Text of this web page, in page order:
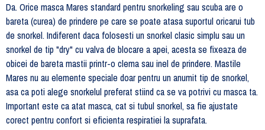
Da. Orice masca Mares standard pentru snorkeling sau scuba are o
bareta (curea) de prindere pe care se poate atasa suportul oricarui tub
de snorkel. Indiferent daca folosesti un snorkel clasic simplu sau un
snorkel de tip "dry" cu valva de blocare a apei, acesta se fixeaza de
obicei de bareta mastii printr-o clema sau inel de prindere. Mastile
Mares nu au elemente speciale doar pentru un anumit tip de snorkel,
asa ca poti alege snorkelul preferat stiind ca se va potrivi cu masca ta.
Important este ca atat masca, cat si tubul snorkel, sa fie ajustate
corect pentru confort si eficienta respiratiei la suprafata.